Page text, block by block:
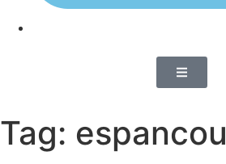
Tag: espancou